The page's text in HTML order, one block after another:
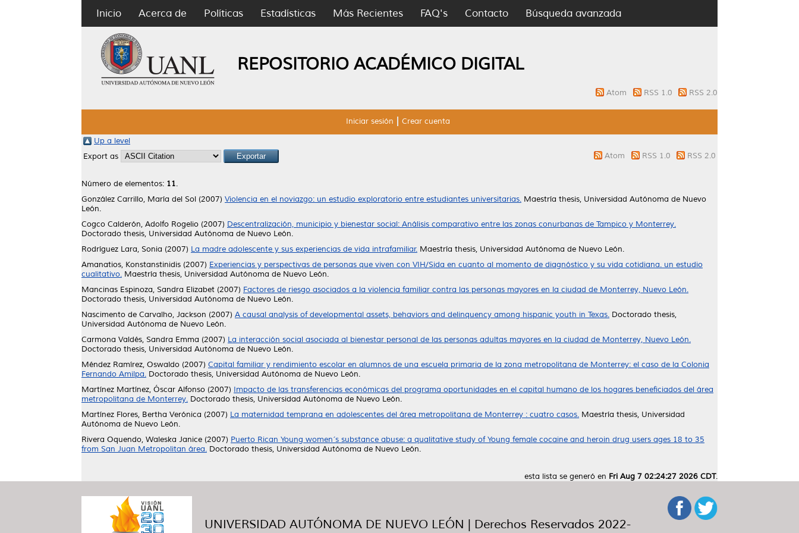
Inicio Acerca de Políticas Estadísticas Más Recientes FAQ's Contacto Búsqueda avanzada
REPOSITORIO ACADÉMICO DIGITAL
Atom RSS 1.0 RSS 2.0
Iniciar sesión Crear cuenta
Up a level
Export as
Atom RSS 1.0 RSS 2.0
Número de elementos: 11.
González Carrillo, María del Sol (2007) Violencia en el noviazgo: un estudio exploratorio entre estudiantes universitarias. Maestría thesis, Universidad Autónoma de Nuevo
León.
Cogco Calderón, Adolfo Rogelio (2007) Descentralización, municipio y bienestar social: Análisis comparativo entre las zonas conurbanas de Tampico y Monterrey.
Doctorado thesis, Universidad Autónoma de Nuevo León.
Rodríguez Lara, Sonia (2007) La madre adolescente y sus experiencias de vida intrafamiliar. Maestría thesis, Universidad Autónoma de Nuevo León.
Amanatios, Konstanstinidis (2007) Experiencias y perspectivas de personas que viven con VIH/Sida en cuanto al momento de diagnóstico y su vida cotidiana. un estudio
cualitativo. Maestría thesis, Universidad Autónoma de Nuevo León.
Mancinas Espinoza, Sandra Elizabet (2007) Factores de riesgo asociados a la violencia familiar contra las personas mayores en la ciudad de Monterrey, Nuevo León.
Doctorado thesis, Universidad Autónoma de Nuevo León.
Nascimento de Carvalho, Jackson (2007) A causal analysis of developmental assets, behaviors and delinquency among hispanic youth in Texas. Doctorado thesis,
Universidad Autónoma de Nuevo León.
Carmona Valdés, Sandra Emma (2007) La interacción social asociada al bienestar personal de las personas adultas mayores en la ciudad de Monterrey, Nuevo León.
Doctorado thesis, Universidad Autónoma de Nuevo León.
Méndez Ramírez, Oswaldo (2007) Capital familiar y rendimiento escolar en alumnos de una escuela primaria de la zona metropolitana de Monterrey: el caso de la Colonia
Fernando Amilpa. Doctorado thesis, Universidad Autónoma de Nuevo León.
Martínez Martínez, Óscar Alfonso (2007) Impacto de las transferencias económicas del programa oportunidades en el capital humano de los hogares beneficiados del área
metropolitana de Monterrey. Doctorado thesis, Universidad Autónoma de Nuevo León.
Martínez Flores, Bertha Verónica (2007) La maternidad temprana en adolescentes del área metropolitana de Monterrey : cuatro casos. Maestría thesis, Universidad
Autónoma de Nuevo León.
Rivera Oquendo, Waleska Janice (2007) Puerto Rican Young women´s substance abuse: a qualitative study of Young female cocaine and heroin drug users ages 18 to 35
from San Juan Metropolitan área. Doctorado thesis, Universidad Autónoma de Nuevo León.
esta lista se generó en Fri Aug 7 02:24:27 2026 CDT.
UNIVERSIDAD AUTÓNOMA DE NUEVO LEÓN | Derechos Reservados 2022-